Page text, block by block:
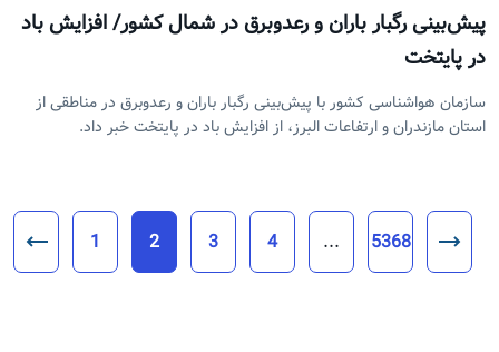
پیش‌بینی رگبار باران و رعدوبرق در شمال کشور/ افزایش باد
در پایتخت
سازمان هواشناسی کشور با پیش‌بینی رگبار باران و رعدوبرق در مناطقی از
استان مازندران و ارتفاعات البرز، از افزایش باد در پایتخت خبر داد.
1 2 3 4 ... 5368